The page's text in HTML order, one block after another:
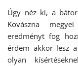
Úgy néz ki, a
Kovászna
eredményt fog
érdem akkor lesz
olyan